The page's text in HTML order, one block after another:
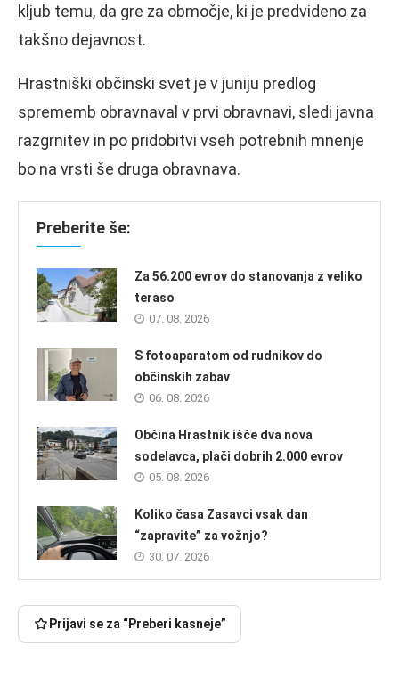
kljub temu, da gre za območje, ki je predvideno za
takšno dejavnost.
Hrastniški občinski svet je v juniju predlog
sprememb obravnaval v prvi obravnavi, sledi javna
razgrnitev in po pridobitvi vseh potrebnih mnenje
bo na vrsti še druga obravnava.
Preberite še:
Za 56.200 evrov do stanovanja z veliko
teraso
07. 08. 2026
S fotoaparatom od rudnikov do
občinskih zabav
06. 08. 2026
Občina Hrastnik išče dva nova
sodelavca, plači dobrih 2.000 evrov
05. 08. 2026
Koliko časa Zasavci vsak dan
“zapravite” za vožnjo?
30. 07. 2026
Prijavi se za “Preberi kasneje”